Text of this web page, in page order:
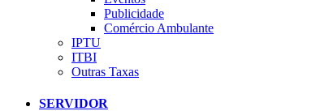
Publicidade
Comércio Ambulante
IPTU
ITBI
Outras Taxas
SERVIDOR